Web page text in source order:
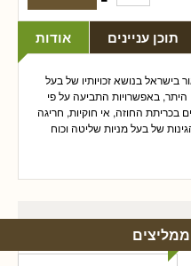
אודות תוכן עניינים
בישראל בנושא זכויותיו של בעל
באפשרויות התביעה על פי
בכריתת החוזה, אי חוקיות, חריגה
של בעל מניות שליטה וכוח
ממליצים